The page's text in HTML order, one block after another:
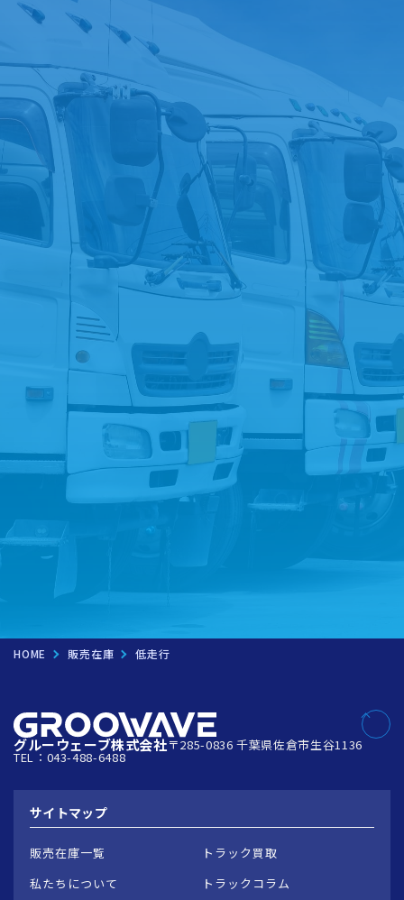
今すぐ電話する
お問い合わせフォームへ
LINEでお問い合わせ
トラック買取を
HOME 販売在庫 低走行
グルーウェーブ株式会社〒285-0836 千葉県佐倉市生谷1136
TEL：043-488-6488
サイトマップ
販売在庫一覧
トラック買取
私たちについて
トラックコラム